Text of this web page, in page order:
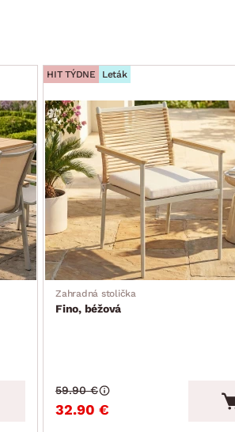
HIT TÝDNE Leták
Zahradná stolička
Fino, béžová
32.90 €
59.90 €